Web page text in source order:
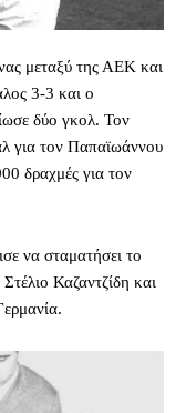
μεταξύ της ΑΕΚ και
3-3 και ο
δύο γκολ. Τον
για τον Παπαϊωάννου
δραχμές για τον
να σταματήσει το
Καζαντζίδη και